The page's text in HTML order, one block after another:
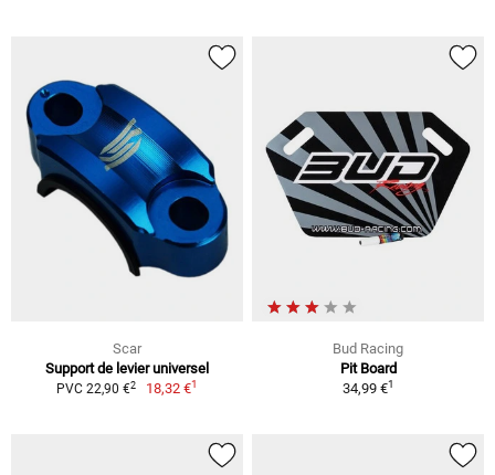
Scar
Support de levier universel
PVC 22,90 €2 18,32 €1
Bud Racing
Pit Board
34,99 €1